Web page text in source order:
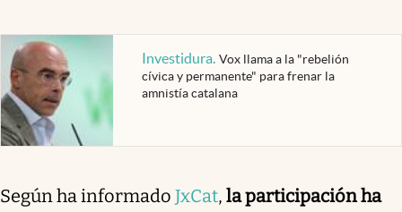
Investidura. Vox llama a la "rebelión
cívica y permanente" para frenar la
amnistía catalana
Según ha informado JxCat, la participación ha